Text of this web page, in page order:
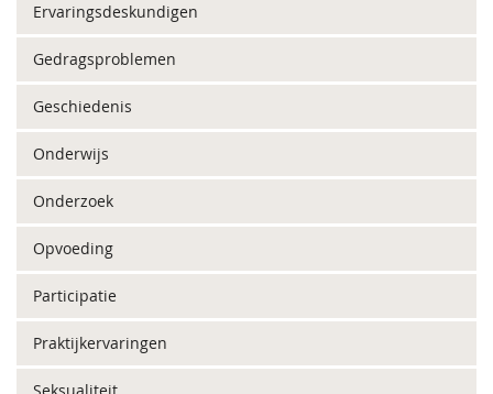
Ervaringsdeskundigen
Gedragsproblemen
Geschiedenis
Onderwijs
Onderzoek
Opvoeding
Participatie
Praktijkervaringen